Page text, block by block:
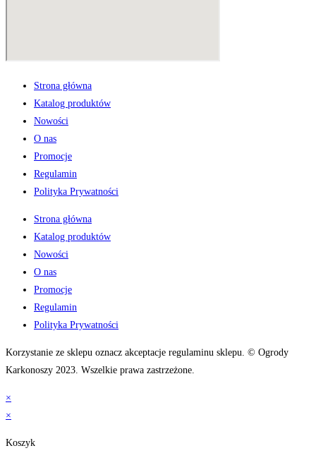
Strona główna
Katalog produktów
Nowości
O nas
Promocje
Regulamin
Polityka Prywatności
Strona główna
Katalog produktów
Nowości
O nas
Promocje
Regulamin
Polityka Prywatności
Korzystanie ze sklepu oznacz akceptacje regulaminu sklepu. © Ogrody
Karkonoszy 2023. Wszelkie prawa zastrzeżone.
×
×
Koszyk